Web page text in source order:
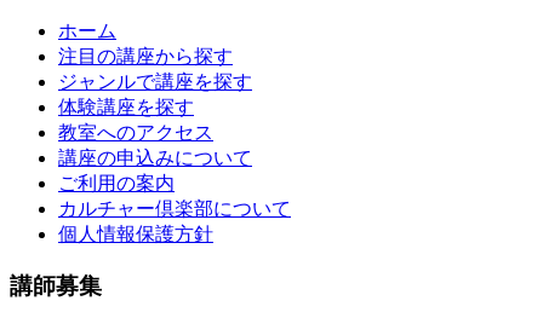
ホーム
注目の講座から探す
ジャンルで講座を探す
体験講座を探す
教室へのアクセス
講座の申込みについて
ご利用の案内
カルチャー倶楽部について
個人情報保護方針
講師募集